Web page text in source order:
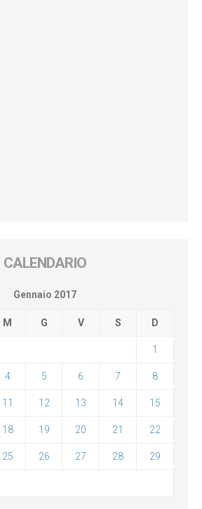
CALENDARIO
Gennaio 2017
M G V S D
1
4 5 6 7 8
11 12 13 14 15
18 19 20 21 22
25 26 27 28 29